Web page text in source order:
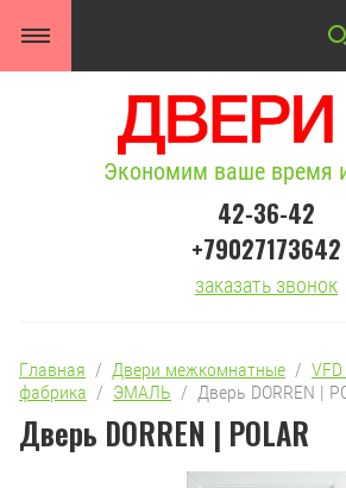
Экономим ваше время
42-36-42
+79027173642
заказать звонок
Главная
  /
Двери межкомнатные
  /
фабрика
  /
ЭМАЛЬ
/  Дверь DORREN |
Дверь DORREN | POLAR